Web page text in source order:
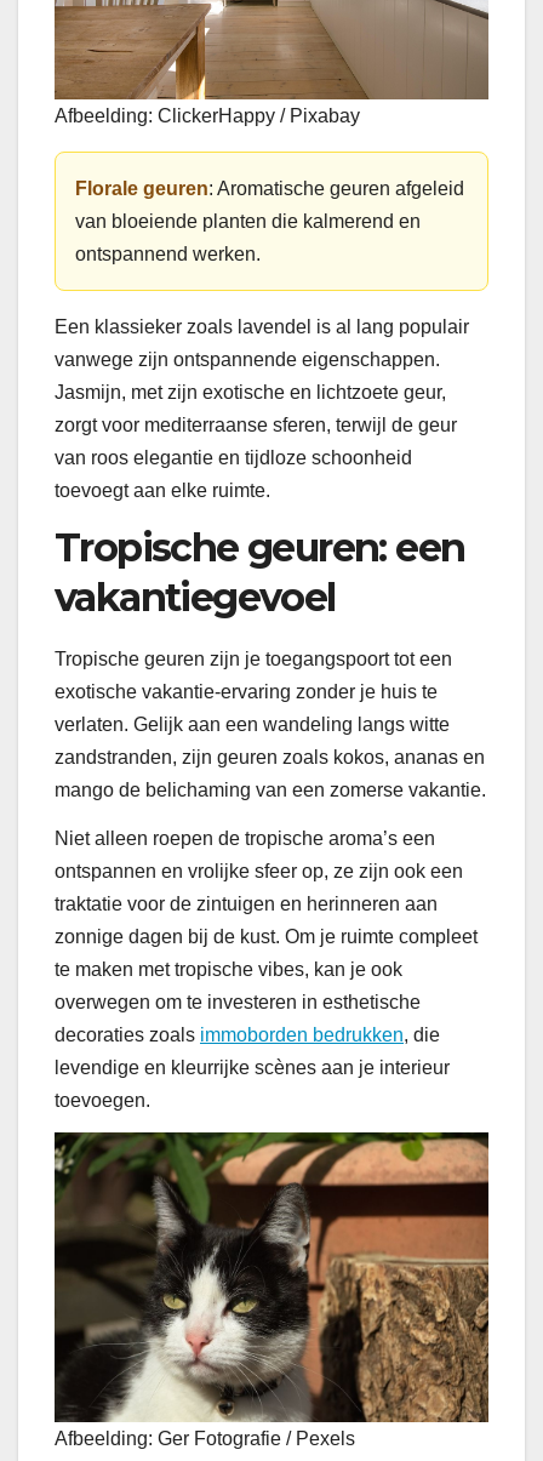
Afbeelding: ClickerHappy / Pixabay
Florale geuren: Aromatische geuren afgeleid
van bloeiende planten die kalmerend en
ontspannend werken.
Een klassieker zoals lavendel is al lang populair
vanwege zijn ontspannende eigenschappen.
Jasmijn, met zijn exotische en lichtzoete geur,
zorgt voor mediterraanse sferen, terwijl de geur
van roos elegantie en tijdloze schoonheid
toevoegt aan elke ruimte.
Tropische geuren: een
vakantiegevoel
Tropische geuren zijn je toegangspoort tot een
exotische vakantie-ervaring zonder je huis te
verlaten. Gelijk aan een wandeling langs witte
zandstranden, zijn geuren zoals kokos, ananas en
mango de belichaming van een zomerse vakantie.
Niet alleen roepen de tropische aroma’s een
ontspannen en vrolijke sfeer op, ze zijn ook een
traktatie voor de zintuigen en herinneren aan
zonnige dagen bij de kust. Om je ruimte compleet
te maken met tropische vibes, kan je ook
overwegen om te investeren in esthetische
decoraties zoals immoborden bedrukken, die
levendige en kleurrijke scènes aan je interieur
toevoegen.
Afbeelding: Ger Fotografie / Pexels